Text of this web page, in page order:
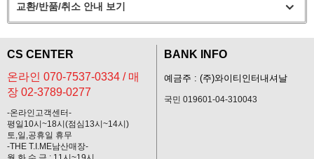
교환/반품/취소 안내 보기
CS CENTER
온라인 070-7537-0334 / 매
장 02-3789-0277
-온라인고객센터-
평일10시~18시(점심13시~14시)
토,일,공휴일 휴무
-THE T.I.ME남산매장-
BANK INFO
예금주 : (주)와이티인터내셔날
국민 019601-04-310043